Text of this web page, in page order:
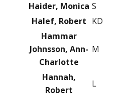
Haider, Monica S
Halef, Robert KD
Hammar
Johnsson, Ann-
Charlotte
M
Hannah,
Robert
L